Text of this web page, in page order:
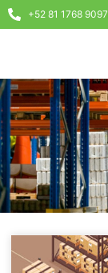
+52 81 1768 9097